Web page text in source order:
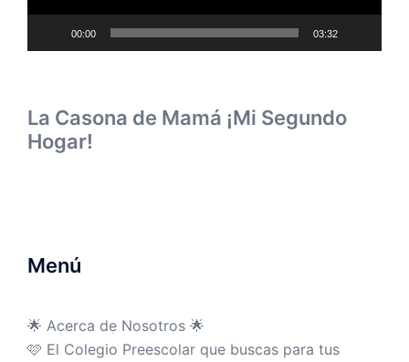
00:00 03:32
La Casona de Mamá ¡Mi Segundo
Hogar!
Menú
🌟 Acerca de Nosotros 🌟
🩷 El Colegio Preescolar que buscas para tus